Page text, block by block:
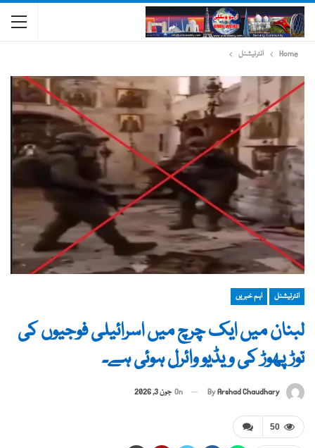
Home انٹرنیشنل
انٹرنیشنل اہم خبریں
لبنان میں ایک چرچ میں اسرائیلی فوجیوں کی
توڑ پھوڑ کی ویڈیو وائرل ہوئی ہے۔
ByArshad Chaudhary
On جون 3, 2026
50